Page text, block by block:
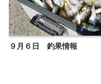
９月６日 釣果情報